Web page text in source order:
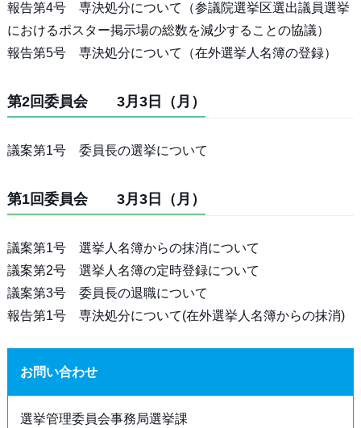
報告第4号 専決処分について（参議院選挙区選出議員選挙
におけるポスター掲示場の総数を減少することの協議）
報告第5号 専決処分について（在外選挙人名簿の登録）
第2回委員会 3月3日（月）
議案第1号 委員長の選挙について
第1回委員会 3月3日（月）
議案第1号 選挙人名簿からの抹消について
議案第2号 選挙人名簿の定時登録について
議案第3号 委員長の退職について
報告第1号 専決処分について(在外選挙人名簿からの抹消)
お問い合わせ
選挙管理委員会事務局選挙課